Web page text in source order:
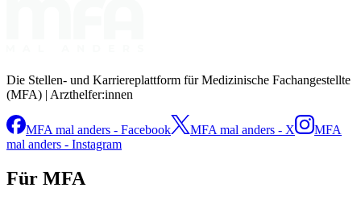
Die Stellen- und Karriereplattform für Medizinische Fachangestellte
(MFA) | Arzthelfer:innen
MFA mal anders - Facebook MFA mal anders - X
MFA
mal anders - Instagram
Für MFA